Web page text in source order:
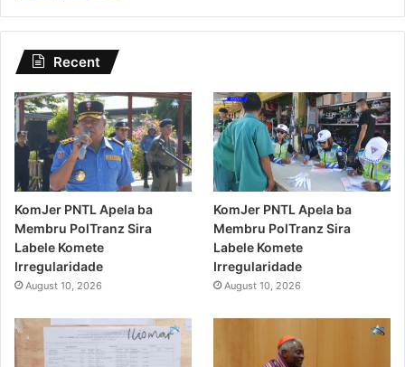
Recent
KomJer PNTL Apela ba
Membru PolTranz Sira
Labele Komete
Irregularidade
August 10, 2026
KomJer PNTL Apela ba
Membru PolTranz Sira
Labele Komete
Irregularidade
August 10, 2026